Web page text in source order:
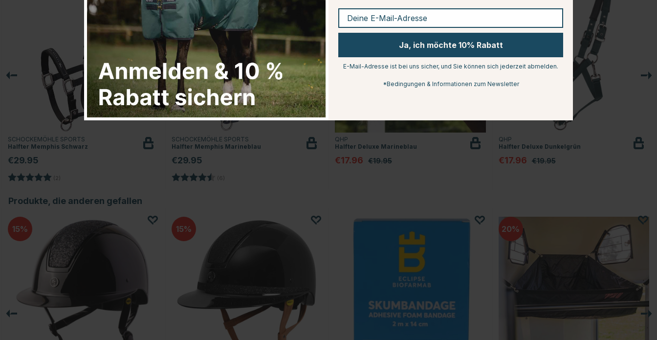
SCHOCKEMÖHLE SPORTS
Halfter Memphis Schwarz
€29.95
Bewertung: (2)
SCHOCKEMÖHLE SPORTS
Halfter Memphis Marineblau
€29.95
Bewertung: (6)
QHP
Halfter Deluxe Marineblau
€17.96 €19.95
QHP
Halfter Deluxe Dunkelgrün
€17.96 €19.95
Produkte, die anderen gefallen
15 15 20
Deine E-Mail-Adresse
Ja, ich möchte 10% Rabatt
E-Mail-Adresse ist bei uns sicher, und Sie können sich jederzeit abmelden.
*Bedingungen & Informationen zum Newsletter